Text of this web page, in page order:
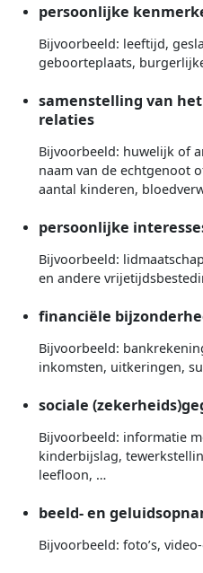
persoonlijke
Bijvoorbeeld: leeftijd,
geboorteplaats,
samenstelling van
relaties
Bijvoorbeeld: huwelijk of
naam van de echtgenoot
aantal kinderen,
persoonlijke
Bijvoorbeeld:
en andere
financiële
Bijvoorbeeld:
inkomsten, uitkeringen,
sociale
Bijvoorbeeld: informatie
kinderbijslag,
leefloon, …
beeld- en
Bijvoorbeeld: foto’s,